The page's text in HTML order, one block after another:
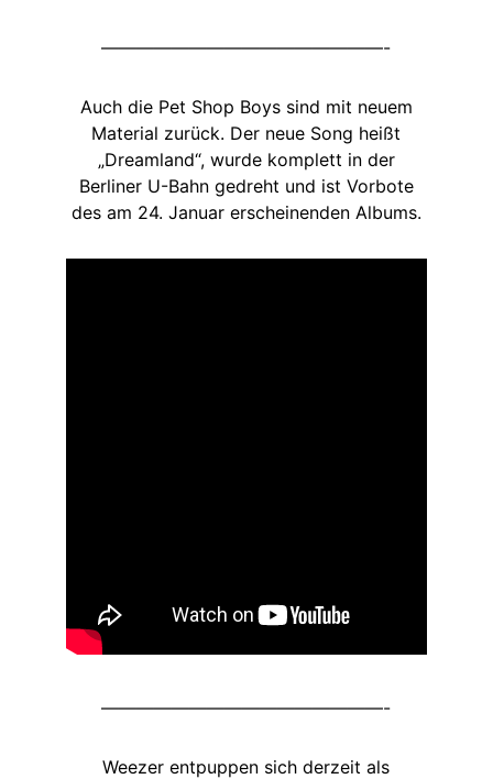
————————————————-
Auch die Pet Shop Boys sind mit neuem
Material zurück. Der neue Song heißt
„Dreamland“, wurde komplett in der
Berliner U-Bahn gedreht und ist Vorbote
des am 24. Januar erscheinenden Albums.
————————————————-
Weezer entpuppen sich derzeit als